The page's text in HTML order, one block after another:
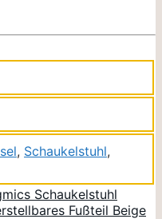
, Schaukelstuhl,
Schaukelstuhl
Fußteil Beige